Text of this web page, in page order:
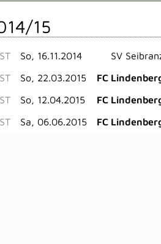
15
So, 16.11.2014 SV
So, 22.03.2015 FC
So, 12.04.2015 FC
Sa, 06.06.2015 FC